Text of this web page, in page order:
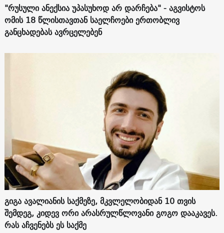
"რუსული ანექსია უპასუხოდ არ დარჩება" - აგვისტოს
ომის 18 წლისთავთან საელჩოები ერთობლივ
განცხადებას ავრცელებენ
გიგა ავალიანის საქმეზე, მკვლელობიდან 10 თვის
შემდეგ, კიდევ ორი არასრულწლოვანი გოგო დააკავეს.
რას აჩვენებს ეს საქმე